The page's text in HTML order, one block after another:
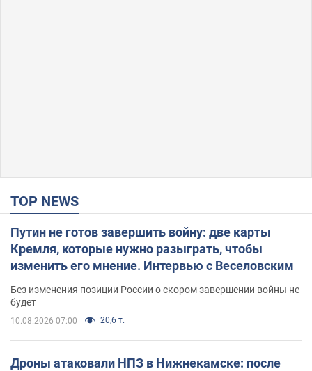
TOP NEWS
Путин не готов завершить войну: две карты
Кремля, которые нужно разыграть, чтобы
изменить его мнение. Интервью с Веселовским
Без изменения позиции России о скором завершении войны не
будет
10.08.2026 07:00 20,6 т.
Дроны атаковали НПЗ в Нижнекамске: после